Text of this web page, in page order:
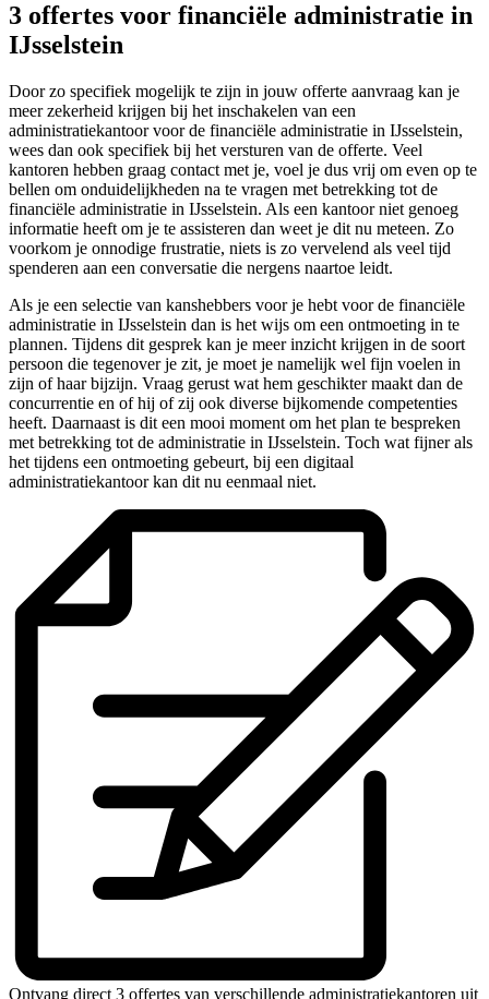
3 offertes voor financiële administratie in
IJsselstein
Door zo specifiek mogelijk te zijn in jouw offerte aanvraag kan je
meer zekerheid krijgen bij het inschakelen van een
administratiekantoor voor de financiële administratie in IJsselstein,
wees dan ook specifiek bij het versturen van de offerte. Veel
kantoren hebben graag contact met je, voel je dus vrij om even op te
bellen om onduidelijkheden na te vragen met betrekking tot de
financiële administratie in IJsselstein. Als een kantoor niet genoeg
informatie heeft om je te assisteren dan weet je dit nu meteen. Zo
voorkom je onnodige frustratie, niets is zo vervelend als veel tijd
spenderen aan een conversatie die nergens naartoe leidt.
Als je een selectie van kanshebbers voor je hebt voor de financiële
administratie in IJsselstein dan is het wijs om een ontmoeting in te
plannen. Tijdens dit gesprek kan je meer inzicht krijgen in de soort
persoon die tegenover je zit, je moet je namelijk wel fijn voelen in
zijn of haar bijzijn. Vraag gerust wat hem geschikter maakt dan de
concurrentie en of hij of zij ook diverse bijkomende competenties
heeft. Daarnaast is dit een mooi moment om het plan te bespreken
met betrekking tot de administratie in IJsselstein. Toch wat fijner als
het tijdens een ontmoeting gebeurt, bij een digitaal
administratiekantoor kan dit nu eenmaal niet.
Ontvang direct 3 offertes van verschillende administratiekantoren uit